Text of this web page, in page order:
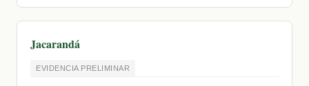
Jacarandá
EVIDENCIA PRELIMINAR